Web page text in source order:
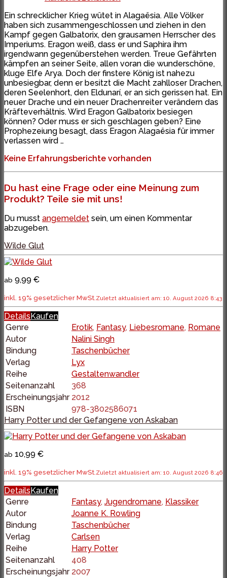
Ein schrecklicher Krieg wütet in Alagaësia. Alle Völker
haben sich zusammengeschlossen und ziehen in den
Kampf gegen Galbatorix, den grausamen Herrscher des
Imperiums. Eragon weiß, dass er und Saphira ihm
irgendwann gegenüberstehen werden. Treue Gefährten
kämpfen an seiner Seite, allen voran die wunderschöne,
kluge Elfe Arya. Doch der finstere König ist nahezu
unbesiegbar, denn er besitzt die Macht zahlloser Drachen,
deren Seelenhort, den Eldunarí, er an sich gerissen hat. Ein
neuer Drache und ein neuer Drachenreiter verändern das
Kräfteverhältnis. Wird Eragon Galbatorix besiegen
können? Oder muss er sich geschlagen geben? Eine
Prophezeiung besagt, dass Eragon Alagaësia für immer
verlassen wird …
Keine Erfahrungsberichte vorhanden
Du hast eine Frage oder eine Meinung zum
Produkt? Teile sie mit uns!
Du musst angemeldet sein, um einen Kommentar
abzugeben.
Wilde Glut
ab 9,99 €
inkl. 19% gesetzlicher MwSt.Zuletzt aktualisiert am: 10. August 2026 8:43
Details Kaufen
Genre
Erotik, Fantasy, Liebesromane, Romane
Autor
Nalini Singh
Bindung
Taschenbücher
Verlag
Lyx
Reihe
Gestaltenwandler
Seitenanzahl
368
Erscheinungsjahr 2012
ISBN
978-3802586071
Harry Potter und der Gefangene von Askaban
ab 10,99 €
inkl. 19% gesetzlicher MwSt.Zuletzt aktualisiert am: 10. August 2026 8:46
Details Kaufen
Genre
Fantasy, Jugendromane, Klassiker
Autor
Joanne K. Rowling
Bindung
Taschenbücher
Verlag
Carlsen
Reihe
Harry Potter
Seitenanzahl
408
Erscheinungsjahr 2007